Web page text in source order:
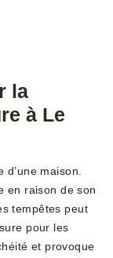
la
à Le
maison.
en raison de son
tempêtes peut
pour les
et provoque